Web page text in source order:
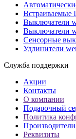
Встраиваемые
Выключатели
Выключатели
Сенсорные
Удлинители
Служба поддержки
Акции
Контакты
О компании
Подарочный
Политика
Производители
Реквизиты